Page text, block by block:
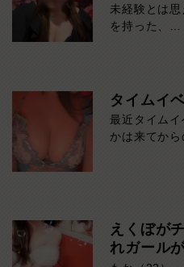
未経験とは
を持った、
誰かのため
一緒にいる
そして彼女の
思わず目を
自慢の豊か
あなたを特
優しく寄り
気づけば「
う、
そんな魅力を
タイムイ
最近タイム
かは来てか
えくぼが
れガール